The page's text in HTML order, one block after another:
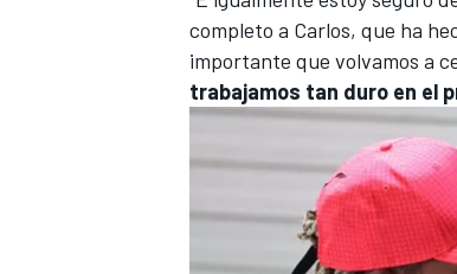
completo a Carlos, que ha
importante que volvamos a
trabajamos tan duro en el